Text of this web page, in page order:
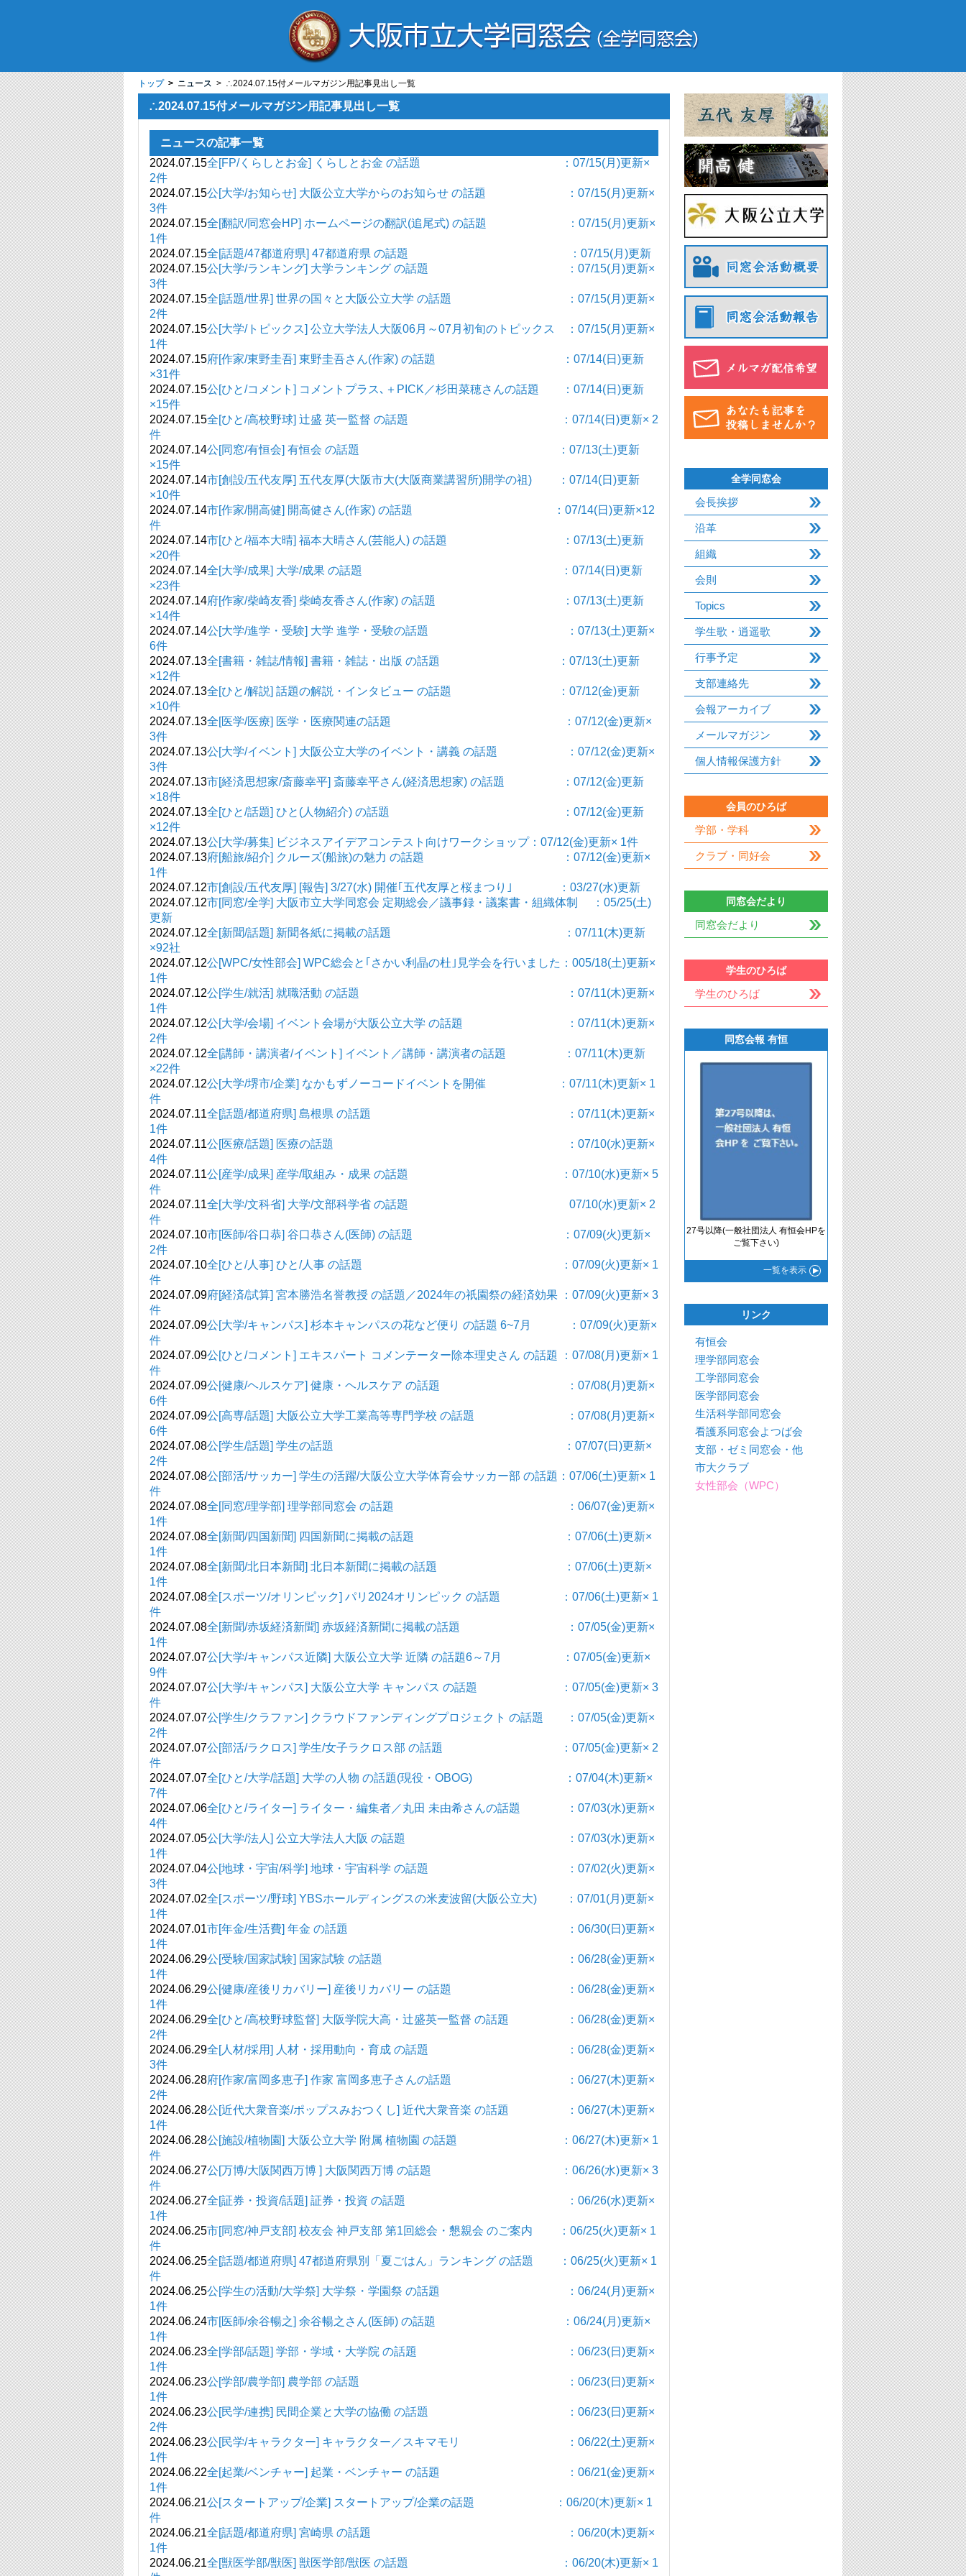
トップ> ニュース > ∴2024.07.15付メールマガジン用記事見出し一覧
∴2024.07.15付メールマガジン用記事見出し一覧
トップ> ニュース
ニュースの記事一覧
2024.07.15全[FP/くらしとお金] くらしとお金 の話題 ：07/15(月)更新×
2件
2024.07.15公[大学/お知らせ] 大阪公立大学からのお知らせ の話題 ：07/15(月)更新×
3件
2024.07.15全[翻訳/同窓会HP] ホームページの翻訳(追尾式) の話題 ：07/15(月)更新×
1件
2024.07.15全[話題/47都道府県] 47都道府県 の話題 ：07/15(月)更新
2024.07.15公[大学/ランキング] 大学ランキング の話題 ：07/15(月)更新×
3件
2024.07.15全[話題/世界] 世界の国々と大阪公立大学 の話題 ：07/15(月)更新×
2件
2024.07.15公[大学/トピックス] 公立大学法人大阪06月～07月初旬のトピックス ：07/15(月)更新×
1件
2024.07.15府[作家/東野圭吾] 東野圭吾さん(作家) の話題 ：07/14(日)更新
×31件
2024.07.15公[ひと/コメント] コメントプラス､＋PICK／杉田菜穂さんの話題 ：07/14(日)更新
×15件
2024.07.15全[ひと/高校野球] 辻盛 英一監督 の話題 ：07/14(日)更新× 2
件
2024.07.14公[同窓/有恒会] 有恒会 の話題 ：07/13(土)更新
×15件
2024.07.14市[創設/五代友厚] 五代友厚(大阪市大(大阪商業講習所)開学の祖) ：07/14(日)更新
×10件
2024.07.14市[作家/開高健] 開高健さん(作家) の話題 ：07/14(日)更新×12
件
2024.07.14市[ひと/福本大晴] 福本大晴さん(芸能人) の話題 ：07/13(土)更新
×20件
2024.07.14全[大学/成果] 大学/成果 の話題 ：07/14(日)更新
×23件
2024.07.14府[作家/柴崎友香] 柴崎友香さん(作家) の話題 ：07/13(土)更新
×14件
2024.07.14公[大学/進学・受験] 大学 進学・受験の話題 ：07/13(土)更新×
6件
2024.07.13全[書籍・雑誌/情報] 書籍・雑誌・出版 の話題 ：07/13(土)更新
×12件
2024.07.13全[ひと/解説] 話題の解説・インタビュー の話題 ：07/12(金)更新
×10件
2024.07.13全[医学/医療] 医学・医療関連の話題 ：07/12(金)更新×
3件
2024.07.13公[大学/イベント] 大阪公立大学のイベント・講義 の話題 ：07/12(金)更新×
3件
2024.07.13市[経済思想家/斎藤幸平] 斎藤幸平さん(経済思想家) の話題 ：07/12(金)更新
×18件
2024.07.13全[ひと/話題] ひと(人物紹介) の話題 ：07/12(金)更新
×12件
2024.07.13公[大学/募集] ビジネスアイデアコンテスト向けワークショップ：07/12(金)更新× 1件
2024.07.13府[船旅/紹介] クルーズ(船旅)の魅力 の話題 ：07/12(金)更新×
1件
2024.07.12市[創設/五代友厚] [報告] 3/27(水) 開催｢五代友厚と桜まつり｣ ：03/27(水)更新
2024.07.12市[同窓/全学] 大阪市立大学同窓会 定期総会／議事録・議案書・組織体制 ：05/25(土)
更新
2024.07.12全[新聞/話題] 新聞各紙に掲載の話題 ：07/11(木)更新
×92社
2024.07.12公[WPC/女性部会] WPC総会と｢さかい利晶の杜｣見学会を行いました：005/18(土)更新×
1件
2024.07.12公[学生/就活] 就職活動 の話題 ：07/11(木)更新×
1件
2024.07.12公[大学/会場] イベント会場が大阪公立大学 の話題 ：07/11(木)更新×
2件
2024.07.12全[講師・講演者/イベント] イベント／講師・講演者の話題 ：07/11(木)更新
×22件
2024.07.12公[大学/堺市/企業] なかもずノーコードイベントを開催 ：07/11(木)更新× 1
件
2024.07.11全[話題/都道府県] 島根県 の話題 ：07/11(木)更新×
1件
2024.07.11公[医療/話題] 医療の話題 ：07/10(水)更新×
4件
2024.07.11公[産学/成果] 産学/取組み・成果 の話題 ：07/10(水)更新× 5
件
2024.07.11全[大学/文科省] 大学/文部科学省 の話題 07/10(水)更新× 2
件
2024.07.10市[医師/谷口恭] 谷口恭さん(医師) の話題 ：07/09(火)更新×
2件
2024.07.10全[ひと/人事] ひと/人事 の話題 ：07/09(火)更新× 1
件
2024.07.09府[経済/試算] 宮本勝浩名誉教授 の話題／2024年の祇園祭の経済効果 ：07/09(火)更新× 3
件
2024.07.09公[大学/キャンパス] 杉本キャンパスの花など便り の話題 6~7月 ：07/09(火)更新×
件
2024.07.09公[ひと/コメント] エキスパート コメンテーター除本理史さん の話題 ：07/08(月)更新× 1
件
2024.07.09公[健康/ヘルスケア] 健康・ヘルスケア の話題 ：07/08(月)更新×
6件
2024.07.09公[高専/話題] 大阪公立大学工業高等専門学校 の話題 ：07/08(月)更新×
6件
2024.07.08公[学生/話題] 学生の話題 ：07/07(日)更新×
2件
2024.07.08公[部活/サッカー] 学生の活躍/大阪公立大学体育会サッカー部 の話題：07/06(土)更新× 1
件
2024.07.08全[同窓/理学部] 理学部同窓会 の話題 ：06/07(金)更新×
1件
2024.07.08全[新聞/四国新聞] 四国新聞に掲載の話題 ：07/06(土)更新×
1件
2024.07.08全[新聞/北日本新聞] 北日本新聞に掲載の話題 ：07/06(土)更新×
1件
2024.07.08全[スポーツ/オリンピック] パリ2024オリンピック の話題 ：07/06(土)更新× 1
件
2024.07.08全[新聞/赤坂経済新聞] 赤坂経済新聞に掲載の話題 ：07/05(金)更新×
1件
2024.07.07公[大学/キャンパス近隣] 大阪公立大学 近隣 の話題6～7月 ：07/05(金)更新×
9件
2024.07.07公[大学/キャンパス] 大阪公立大学 キャンパス の話題 ：07/05(金)更新× 3
件
2024.07.07公[学生/クラファン] クラウドファンディングプロジェクト の話題 ：07/05(金)更新×
2件
2024.07.07公[部活/ラクロス] 学生/女子ラクロス部 の話題 ：07/05(金)更新× 2
件
2024.07.07全[ひと/大学/話題] 大学の人物 の話題(現役・OBOG) ：07/04(木)更新×
7件
2024.07.06全[ひと/ライター] ライター・編集者／丸田 未由希さんの話題 ：07/03(水)更新×
4件
2024.07.05公[大学/法人] 公立大学法人大阪 の話題 ：07/03(水)更新×
1件
2024.07.04公[地球・宇宙/科学] 地球・宇宙科学 の話題 ：07/02(火)更新×
3件
2024.07.02全[スポーツ/野球] YBSホールディングスの米麦波留(大阪公立大) ：07/01(月)更新×
1件
2024.07.01市[年金/生活費] 年金 の話題 ：06/30(日)更新×
1件
2024.06.29公[受験/国家試験] 国家試験 の話題 ：06/28(金)更新×
1件
2024.06.29公[健康/産後リカバリー] 産後リカバリー の話題 ：06/28(金)更新×
1件
2024.06.29全[ひと/高校野球監督] 大阪学院大高・辻盛英一監督 の話題 ：06/28(金)更新×
2件
2024.06.29全[人材/採用] 人材・採用動向・育成 の話題 ：06/28(金)更新×
3件
2024.06.28府[作家/富岡多恵子] 作家 富岡多恵子さんの話題 ：06/27(木)更新×
2件
2024.06.28公[近代大衆音楽/ポップスみおつくし] 近代大衆音楽 の話題 ：06/27(木)更新×
1件
2024.06.28公[施設/植物園] 大阪公立大学 附属 植物園 の話題 ：06/27(木)更新× 1
件
2024.06.27公[万博/大阪関西万博 ] 大阪関西万博 の話題 ：06/26(水)更新× 3
件
2024.06.27全[証券・投資/話題] 証券・投資 の話題 ：06/26(水)更新×
1件
2024.06.25市[同窓/神戸支部] 校友会 神戸支部 第1回総会・懇親会 のご案内 ：06/25(火)更新× 1
件
2024.06.25全[話題/都道府県] 47都道府県別「夏ごはん」ランキング の話題 ：06/25(火)更新× 1
件
2024.06.25公[学生の活動/大学祭] 大学祭・学園祭 の話題 ：06/24(月)更新×
1件
2024.06.24市[医師/余谷暢之] 余谷暢之さん(医師) の話題 ：06/24(月)更新×
1件
2024.06.23全[学部/話題] 学部・学域・大学院 の話題 ：06/23(日)更新×
1件
2024.06.23公[学部/農学部] 農学部 の話題 ：06/23(日)更新×
1件
2024.06.23公[民学/連携] 民間企業と大学の協働 の話題 ：06/23(日)更新×
2件
2024.06.23公[民学/キャラクター] キャラクター／スキマモリ ：06/22(土)更新×
1件
2024.06.22全[起業/ベンチャー] 起業・ベンチャー の話題 ：06/21(金)更新×
1件
2024.06.21公[スタートアップ/企業] スタートアップ/企業の話題 ：06/20(木)更新× 1
件
2024.06.21全[話題/都道府県] 宮崎県 の話題 ：06/20(木)更新×
1件
2024.06.21全[獣医学部/獣医] 獣医学部/獣医 の話題 ：06/20(木)更新× 1
全学同窓会
会長挨拶
沿革
組織
会則
Topics
学生歌・逍遥歌
行事予定
支部連絡先
会報アーカイブ
メールマガジン
個人情報保護方針
会員のひろば
学部・学科
クラブ・同好会
同窓会だより
同窓会だより
学生のひろば
学生のひろば
同窓会報 有恒
27号以降(一般社団法人 有恒会HPを
ご覧下さい)
一覧を表示
リンク
有恒会
理学部同窓会
工学部同窓会
医学部同窓会
生活科学部同窓会
看護系同窓会よつば会
支部・ゼミ同窓会・他
市大クラブ
女性部会（WPC）